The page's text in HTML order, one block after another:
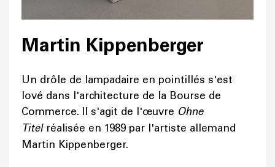
Martin Kippenberger
Un drôle de lampadaire en pointillés s'est
lové dans l'architecture de la Bourse de
Commerce. Il s'agit de l'œuvre Ohne
Titel réalisée en 1989 par l'artiste allemand
Martin Kippenberger.